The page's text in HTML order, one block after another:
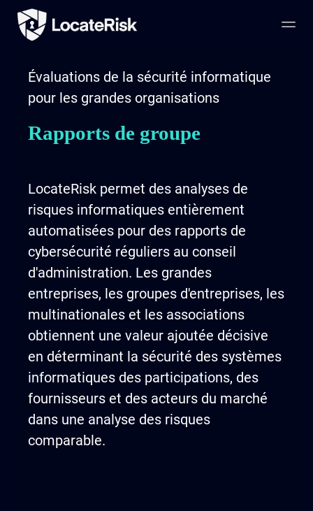
Évaluations de la sécurité informatique
pour les grandes organisations
Rapports de groupe
LocateRisk permet des analyses de
risques informatiques entièrement
automatisées pour des rapports de
cybersécurité réguliers au conseil
d'administration. Les grandes
entreprises, les groupes d'entreprises, les
multinationales et les associations
obtiennent une valeur ajoutée décisive
en déterminant la sécurité des systèmes
informatiques des participations, des
fournisseurs et des acteurs du marché
dans une analyse des risques
comparable.